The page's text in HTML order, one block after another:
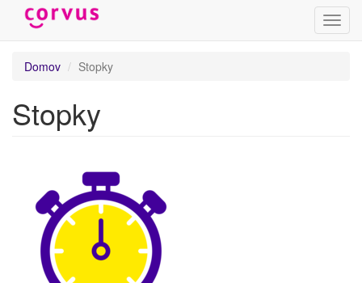
Skočiť
obsah
Domov
Stopky
Stopky